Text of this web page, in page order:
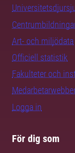
Art- och miljödata
Officiell statistik
Fakulteter och
Logga in
För dig som